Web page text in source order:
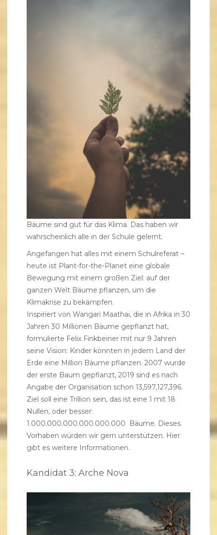
Bäume sind gut für das Klima. Das haben wir
wahrscheinlich alle in der Schule gelernt.
Angefangen hat alles mit einem Schulreferat –
heute ist Plant-for-the-Planet eine globale
Bewegung mit einem großen Ziel: auf der
ganzen Welt Bäume pflanzen, um die
Klimakrise zu bekämpfen.
Inspiriert von Wangari Maathai, die in Afrika in 30
Jahren 30 Millionen Bäume gepflanzt hat,
formulierte Felix Finkbeiner mit nur 9 Jahren
seine Vision: Kinder könnten in jedem Land der
Erde eine Million Bäume pflanzen. 2007 wurde
der erste Baum gepflanzt, 2019 sind es nach
Angabe der Organisation schon 13,597,127,396.
Ziel soll eine Trillion sein, das ist eine 1 mit 18
Nullen, oder besser:
1.000.000.000.000.000.000 Bäume. Dieses
Vorhaben würden wir gern unterstützen. Hier
gibt es weitere Informationen.
Kandidat 3: Arche Nova